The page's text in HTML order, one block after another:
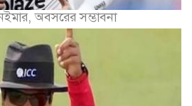
অবসরের সম্ভাবনা